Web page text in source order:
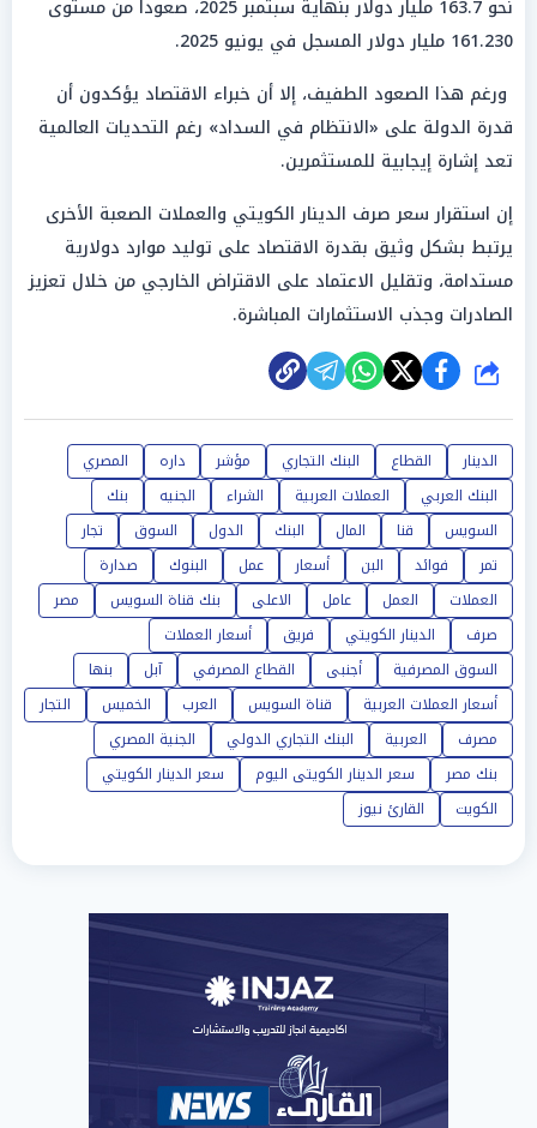
نحو 163.7 مليار دولار بنهاية سبتمبر 2025، صعوداً من مستوى
161.230 مليار دولار المسجل في يونيو 2025.
ورغم هذا الصعود الطفيف، إلا أن خبراء الاقتصاد يؤكدون أن
قدرة الدولة على «الانتظام في السداد» رغم التحديات العالمية
تعد إشارة إيجابية للمستثمرين.
إن استقرار سعر صرف الدينار الكويتي والعملات الصعبة الأخرى
يرتبط بشكل وثيق بقدرة الاقتصاد على توليد موارد دولارية
مستدامة، وتقليل الاعتماد على الاقتراض الخارجي من خلال تعزيز
الصادرات وجذب الاستثمارات المباشرة.
شارك
الدينار القطاع البنك التجاري مؤشر داره
المصري
البنك العربي
العملات العربية الشراء الجنيه
بنك
السويس
قنا المال البنك الدول السوق
تجار
تمر
فوائد البن أسعار عمل البنوك
صدارة
العملات
العمل عامل الاعلى بنك قناة السويس
مصر
صرف
الدينار الكويتي فريق
أسعار العملات
السوق المصرفية
أجنبى القطاع المصرفي آبل
بنها
أسعار العملات العربية
قناة السويس العرب الخميس
التجار
مصرف
العربية البنك التجاري الدولي
الجنية المصري
بنك مصر
سعر الدينار الكويتى اليوم
سعر الدينار الكويتي
الكويت
القارئ نيوز